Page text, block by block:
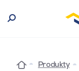
Produkty